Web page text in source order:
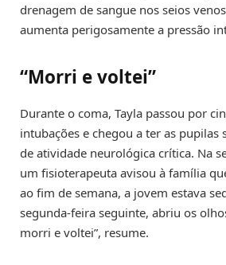
drenagem de sangue nos seios
aumenta perigosamente a pressão
“Morri e voltei”
Durante o coma, Tayla passou por
intubações e chegou a ter as pupilas
de atividade neurológica crítica. Na
um fisioterapeuta avisou à família
ao fim de semana, a jovem estava
segunda-feira seguinte, abriu os
morri e voltei”, resume.